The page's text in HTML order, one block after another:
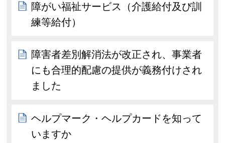
障がい福祉サービス（介護給付及び訓
練等給付）
障害者差別解消法が改正され、事業者
にも合理的配慮の提供が義務付けされ
ました
ヘルプマーク・ヘルプカードを知って
いますか